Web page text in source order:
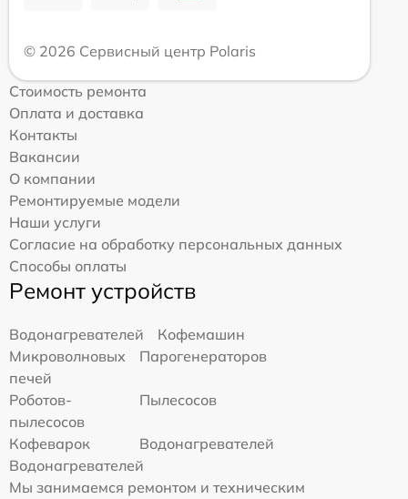
© 2026 Сервисный центр Polaris
Стоимость ремонта
Оплата и доставка
Контакты
Вакансии
О компании
Ремонтируемые модели
Наши услуги
Согласие на обработку персональных данных
Способы оплаты
Ремонт устройств
Водонагревателей
Кофемашин
Микроволновых
печей
Парогенераторов
Роботов-
пылесосов
Пылесосов
Кофеварок
Водонагревателей
Водонагревателей
Мы занимаемся ремонтом и техническим